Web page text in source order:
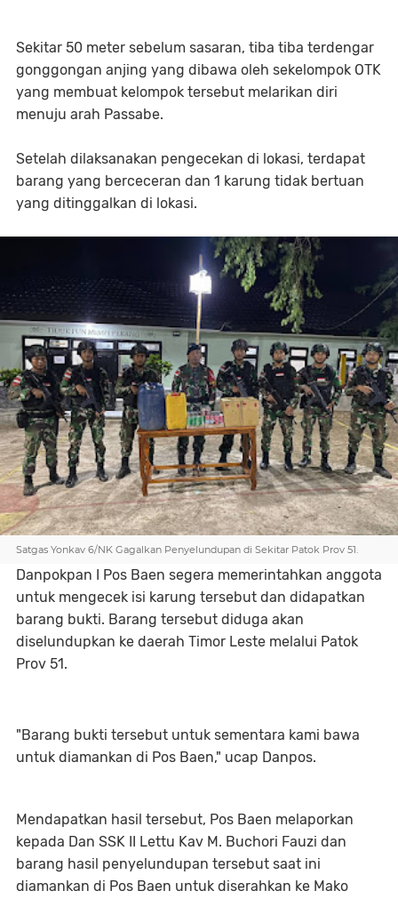
Sekitar 50 meter sebelum sasaran, tiba tiba terdengar
gonggongan anjing yang dibawa oleh sekelompok OTK
yang membuat kelompok tersebut melarikan diri
menuju arah Passabe.
Setelah dilaksanakan pengecekan di lokasi, terdapat
barang yang berceceran dan 1 karung tidak bertuan
yang ditinggalkan di lokasi.
Satgas Yonkav 6/NK Gagalkan Penyelundupan di Sekitar Patok Prov 51.
Danpokpan I Pos Baen segera memerintahkan anggota
untuk mengecek isi karung tersebut dan didapatkan
barang bukti. Barang tersebut diduga akan
diselundupkan ke daerah Timor Leste melalui Patok
Prov 51.
"Barang bukti tersebut untuk sementara kami bawa
untuk diamankan di Pos Baen," ucap Danpos.
Mendapatkan hasil tersebut, Pos Baen melaporkan
kepada Dan SSK II Lettu Kav M. Buchori Fauzi dan
barang hasil penyelundupan tersebut saat ini
diamankan di Pos Baen untuk diserahkan ke Mako